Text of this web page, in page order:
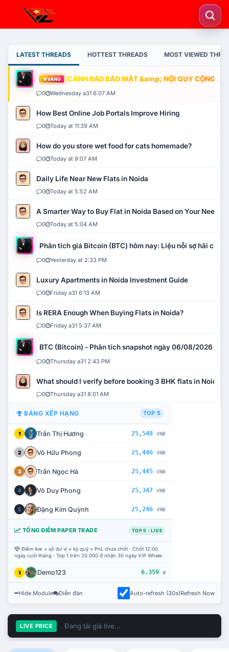
LATEST THREADS HOTTEST THREADS MOST VIEWED
VÀNG CẢNH BÁO BẢO MẬT &amp; NỘI QUY CỘNG
0 Wednesday a31 6:07 AM
How Best Online Job Portals Improve Hiring
0 Today at 11:39 AM
How do you store wet food for cats homemade?
0 Today at 9:07 AM
Daily Life Near New Flats in Noida
0 Today at 5:52 AM
A Smarter Way to Buy Flat in Noida Based on Your Needs
0 Today at 5:04 AM
Phân tích giá Bitcoin (BTC) hôm nay: Liệu nỗi sợ hãi có
0 Yesterday at 2:33 PM
Luxury Apartments in Noida Investment Guide
0 Friday a31 6:13 AM
Is RERA Enough When Buying Flats in Noida?
0 Friday a31 5:37 AM
BTC (Bitcoin) - Phân tích snapshot ngày 06/08/2026
0 Thursday a31 2:43 PM
What should I verify before booking 3 BHK flats in Noida?
0 Thursday a31 8:01 AM
BẢNG XẾP HẠNG TOP 5
1 Trần Thị Hương 25,548 VNĐ
2 Võ Hữu Phong 25,446 VNĐ
3 Trần Ngọc Hà 25,445 VNĐ
4 Võ Duy Phong 25,347 VNĐ
5 Đặng Kim Quỳnh 25,246 VNĐ
TỔNG ĐIỂM PAPER TRADE TOP 5 · LIVE
Điểm live = số dư ví + ký quỹ + PnL chưa chốt · Chốt 12:00
ngày cuối tháng · Top 1 trên 20.000 đ nhận 30 ngày VIP Whale.
1 Demo123 6.359 đ
Hide Module Diễn đàn Auto-refresh (30s)Refresh Now
LIVE PRICE Đang tải giá live...